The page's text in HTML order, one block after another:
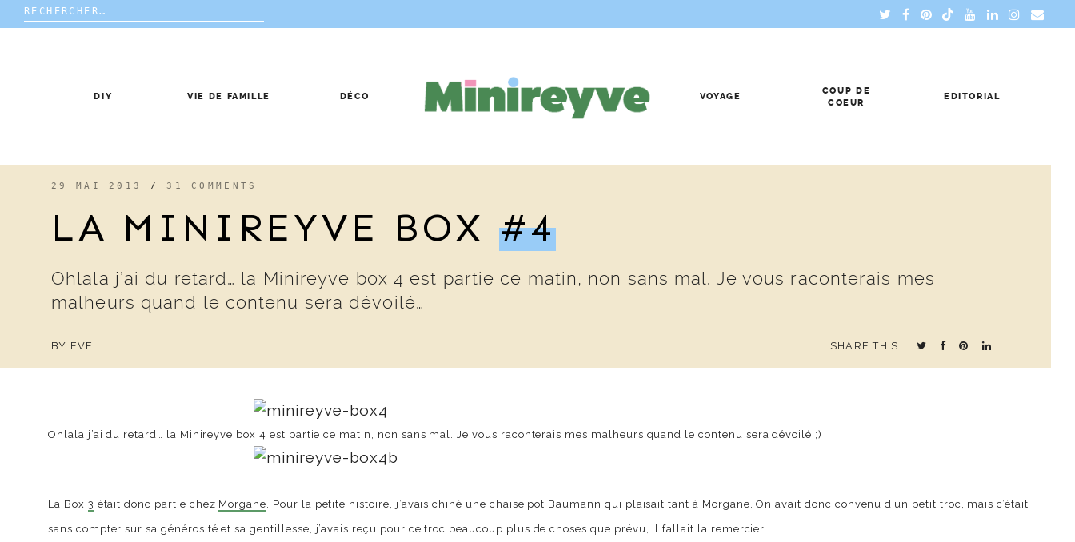
Rechercher :
DIY VIE DE FAMILLE DÉCO VOYAGE
COUP DE
COEUR
EDITORIAL
29 MAI 2013 /31 COMMENTS
LA MINIREYVE BOX #4
Ohlala j’ai du retard… la Minireyve box 4 est partie ce matin, non sans mal. Je vous raconterais mes
malheurs quand le contenu sera dévoilé…
BY EVE SHARE THIS
Ohlala j’ai du retard… la Minireyve box 4 est partie ce matin, non sans mal. Je vous raconterais mes malheurs quand le contenu sera dévoilé ;)
La Box 3 était donc partie chez Morgane . Pour la petite histoire, j’avais chiné une chaise pot Baumann qui plaisait tant à Morgane. On avait donc convenu d’un petit troc, mais c’était
sans compter sur sa générosité et sa gentillesse, j’avais reçu pour ce troc beaucoup plus de choses que prévu, il fallait la remercier.